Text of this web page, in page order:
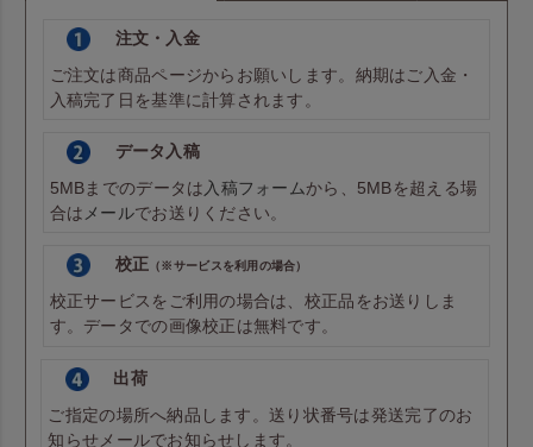
注文・入金
ご注文は商品ページからお願いします。納期はご入金・
入稿完了日を基準に計算されます。
データ入稿
5MBまでのデータは入稿フォームから、5MBを超える場
合はメールでお送りください。
校正 （※サービスを利用の場合）
校正サービスをご利用の場合は、校正品をお送りしま
す。データでの画像校正は無料です。
出荷
ご指定の場所へ納品します。送り状番号は発送完了のお
知らせメールでお知らせします。